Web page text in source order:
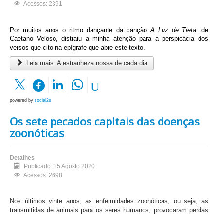
Acessos: 2391
Por muitos anos o ritmo dançante da canção A Luz de Tieta,
de
Caetano Veloso, distraiu a minha atenção para a perspicácia dos
versos que cito na epígrafe que abre este texto.
Leia mais: A estranheza nossa de cada dia
powered by social2s
Os sete pecados capitais das doenças
zoonóticas
Detalhes
Publicado: 15 Agosto 2020
Acessos: 2698
Nos últimos vinte anos, as enfermidades zoonóticas, ou seja, as
transmitidas de animais para os seres humanos, provocaram perdas